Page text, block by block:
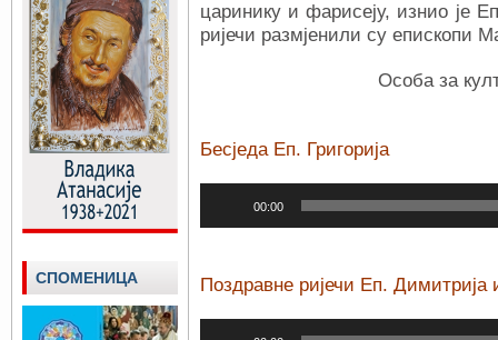
царинику и фарисеју, изнио је
ријечи размјенили су епископи
Особа за
Бесједа Еп. Григорија
00:00
Поздравне ријечи Еп. Димитрија
СПОМЕНИЦА